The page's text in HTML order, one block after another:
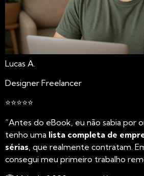
Lucas A.
Designer Freelancer
⭐⭐⭐⭐⭐
“Antes do eBook, eu não sabia por
tenho uma lista completa de
sérias , que realmente contratam.
consegui meu primeiro trabalho